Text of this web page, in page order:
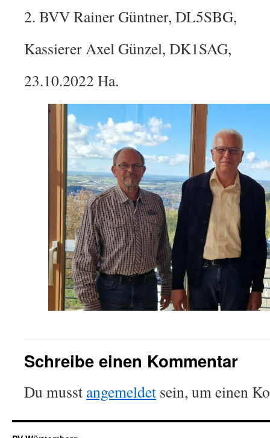
2. BVV Rainer Güntner, DL5SBG,
Kassierer Axel Günzel, DK1SAG,
23.10.2022 Ha.
Schreibe einen Kommentar
Du musst angemeldet sein, um einen